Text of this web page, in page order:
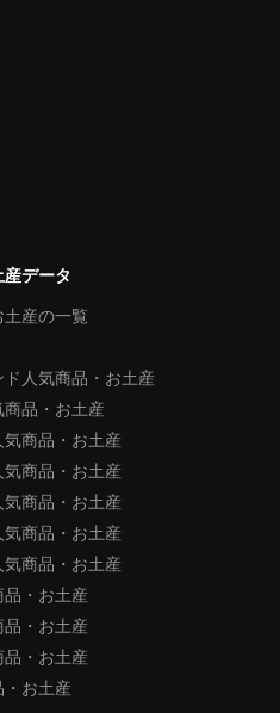
データ
産の一覧
人気商品・お土産
品・お土産
気商品・お土産
商品・お土産
商品・お土産
商品・お土産
商品・お土産
・お土産
・お土産
・お土産
お土産